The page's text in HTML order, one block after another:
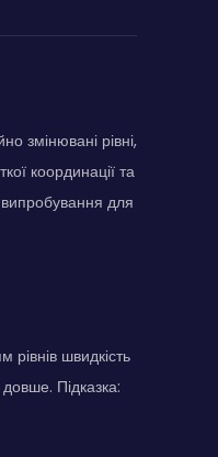
змінювані рівні,
координації та
для
швидкість
Підказка: